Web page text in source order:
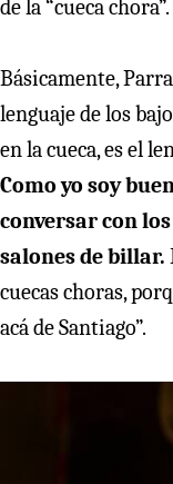
de la “cueca chora”.
Básicamente,
lenguaje de los
en la cueca, es el
Como yo soy
conversar con
salones de billar.
cuecas choras,
acá de Santiago”.